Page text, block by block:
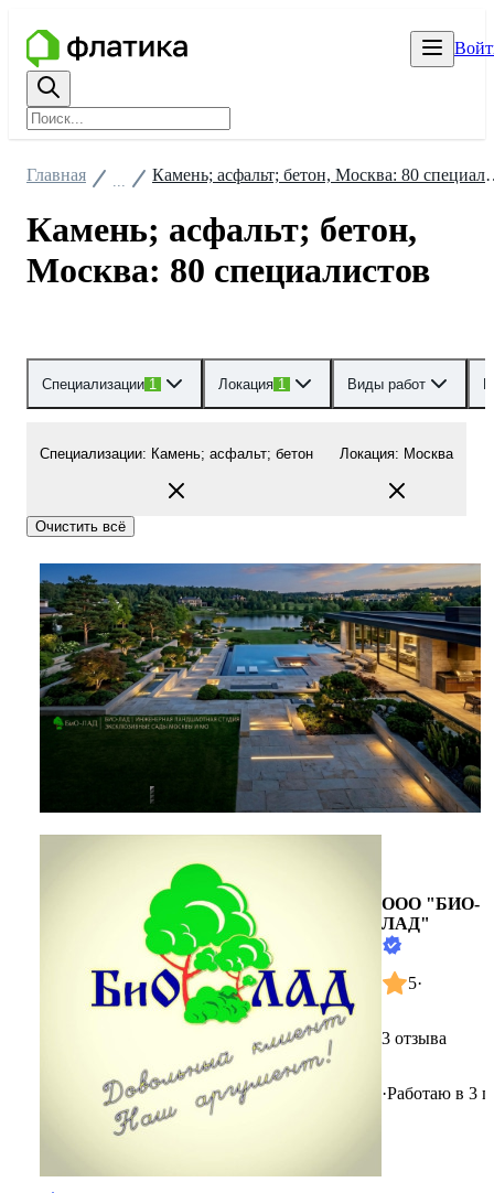
Главная Камень;
Камень; асфальт; бетон,
Москва: 80 специалистов
Специализации 1 Локация 1 Виды работ
Специализации: Камень; асфальт; бетон Локация: Москва
Очистить всё
ООО "БИО-
ЛАД"
5·
3 отзыва
·Работаю в 3